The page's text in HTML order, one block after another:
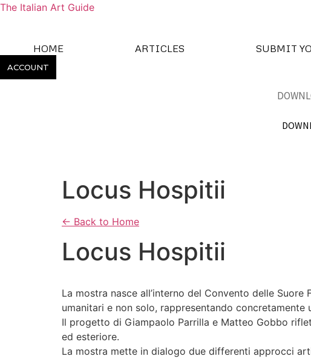
The Italian Art Guide
HOME ARTICLES SUBMIT
ACCOUNT
Locus Hospitii
← Back to Home
Locus Hospitii
La mostra nasce all’interno del Convento delle
umanitari e non solo, rappresentando
Il progetto di Giampaolo Parrilla e Matteo Gobbo
ed esteriore.
La mostra mette in dialogo due differenti approcci